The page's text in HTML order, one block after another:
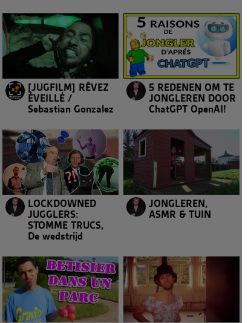
[JUGFILM] RÊVEZ
ÉVEILLÉ /
Sebastian Gonzalez
5 REDENEN OM TE
JONGLEREN DOOR
ChatGPT OpenAI!
LOCKDOWNED
JUGGLERS:
STOMME TRUCS,
De wedstrijd
JONGLEREN,
ASMR & TUIN